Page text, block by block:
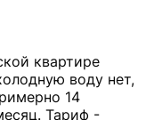
квартире
воду нет,
14
Тариф -